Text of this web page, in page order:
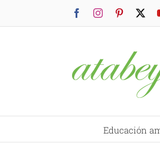
FacebookInstagramPinterest
Educación